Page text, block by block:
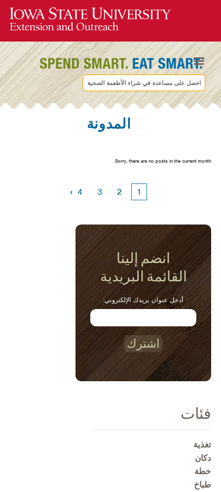
احصل على مساعدة في شراء الأطعمة الصحية
المدونة
Sorry, there are no posts in the current month.
1
2
3
4
›
انضم إلينا
القائمة البريدية
أدخل عنوان بريدك الإلكتروني:
اشترك
فئات
تغذية
دكان
خطة
طباخ